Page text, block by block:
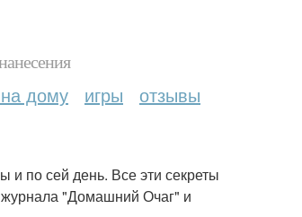
дому игры отзывы
и по сей день. Все эти секреты
"Домашний Очаг" и